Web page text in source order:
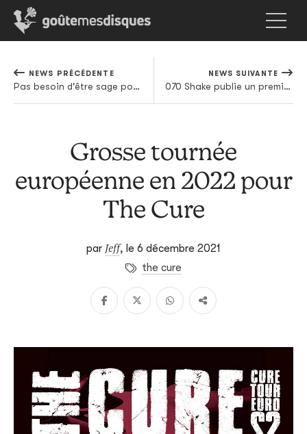
NEWS PRÉCÉDENTE
Pas besoin d'être sage pour recevoir la playlist du mois
NEWS SUIVANTE
070 Shake publie un premier extrait de son prochain album
Grosse tournée
européenne en 2022 pour
The Cure
par Jeff, le 6 décembre 2021
the cure